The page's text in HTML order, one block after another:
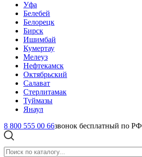
Уфа
Белебей
Белорецк
Бирск
Ишимбай
Кумертау
Мелеуз
Нефтекамск
Октябрьский
Салават
Стерлитамак
Туймазы
Янаул
8 800 555 00 66звонок бесплатный по РФ